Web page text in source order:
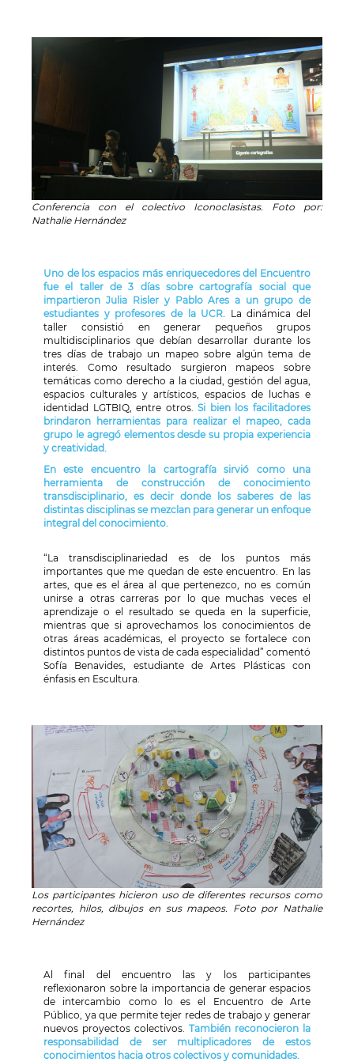
Conferencia con el colectivo Iconoclasistas. Foto por:
Nathalie Hernández
Uno de los espacios más enriquecedores del Encuentro
fue el taller de 3 días sobre cartografía social que
impartieron Julia Risler y Pablo Aresa un grupo de
estudiantes y profesores de la UCR. La dinámica del
taller consistió en generar pequeños grupos
multidisciplinarios que debían desarrollar durante los
tres días de trabajo un mapeo sobre algún tema de
interés. Como resultado surgieron mapeos sobre
temáticas como derecho a la ciudad, gestión del agua,
espacios culturales y artísticos, espacios de luchas e
identidad LGTBIQ, entre otros.Si bien los facilitadores
brindaron herramientas para realizar el mapeo, cada
grupo le agregó elementos desde su propia experiencia
y creatividad.
En este encuentro la cartografía sirvió como una
herramienta de construcción de conocimiento
transdisciplinario, es decir donde los saberes de las
distintas disciplinas se mezclan para generar un enfoque
integral del conocimiento.
“La transdisciplinariedad es de los puntos más
importantes que me quedan de este encuentro. En las
artes, que es el área al que pertenezco, no es común
unirse a otras carreras por lo que muchas veces el
aprendizaje o el resultado se queda en la superficie,
mientras que si aprovechamos los conocimientos de
otras áreas académicas, el proyecto se fortalece con
distintos puntos de vista de cada especialidad” comentó
Sofía Benavides, estudiante de Artes Plásticas con
énfasis en Escultura.
Los participantes hicieron uso de diferentes recursos como
recortes, hilos, dibujos en sus mapeos. Foto por Nathalie
Hernández
Al final del encuentro las y los participantes
reflexionaron sobre la importancia de generar espacios
de intercambio como lo es el Encuentro de Arte
Público, ya que permite tejer redes de trabajo y generar
nuevos proyectos colectivos. También reconocieron la
responsabilidad de ser multiplicadores de estos
conocimientos hacia otros colectivos y comunidades.